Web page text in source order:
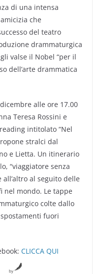
di una intensa
che
del teatro
drammaturgica
valse il Nobel “per il
dell’arte drammatica
alle ore 17.00
Teresa Rossini e
intitolato “Nel
stralci dal
e Lietta. Un itinerario
“viaggiatore senza
all’altro al seguito delle
nel mondo. Le tappe
colte dallo
fuori
CLICCA QUI
by